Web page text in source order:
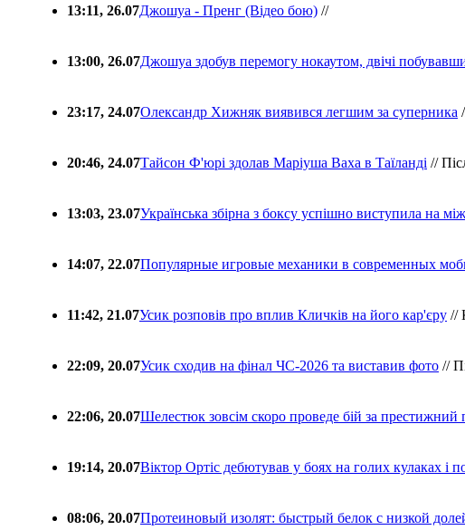
13:11, 26.07Джошуа - Пренг (Відео бою) //
13:00, 26.07Джошуа здобув перемогу нокаутом, двічі
23:17, 24.07Олександр Хижняк виявився легшим за суперника
20:46, 24.07Тайсон Ф'юрі здолав Маріуша Ваха в Таїланді //
13:03, 23.07Українська збірна з боксу успішно виступила на
14:07, 22.07Популярные игровые механики в современных
11:42, 21.07Усик розповів про вплив Кличків на його кар'єру //
22:09, 20.07Усик сходив на фінал ЧС-2026 та виставив фото //
22:06, 20.07Шелестюк зовсім скоро проведе бій за престижний
19:14, 20.07Віктор Ортіс дебютував у боях на голих кулаках
08:06, 20.07Протеиновый изолят: быстрый белок с низкой